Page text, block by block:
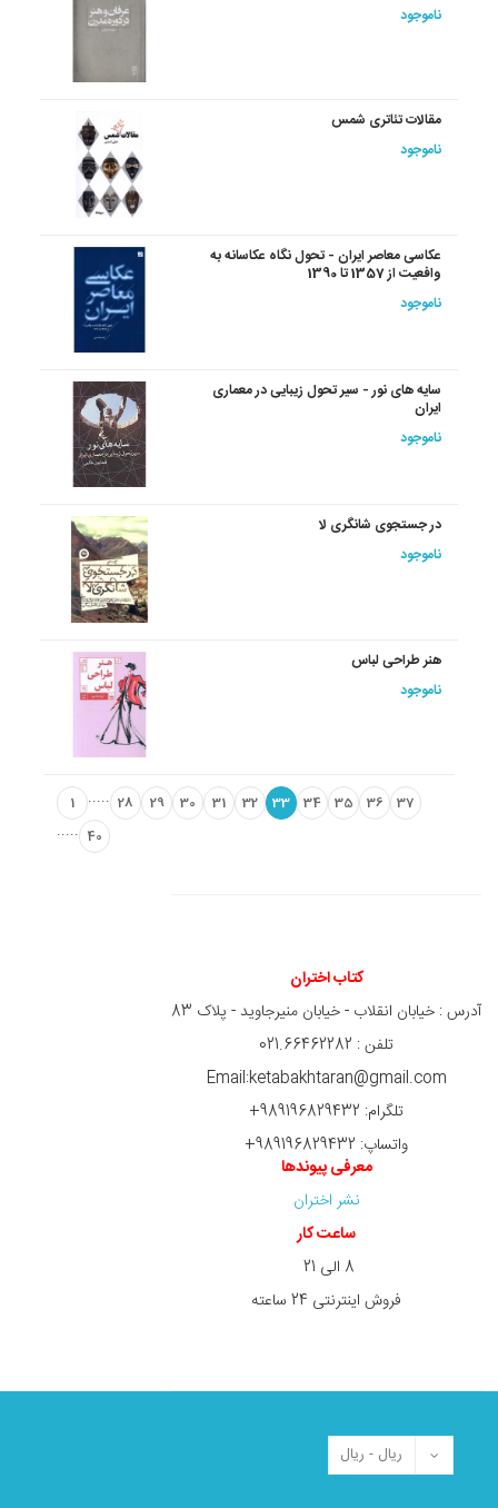
ناموجود
مقالات تئاتری شمس
ناموجود
عکاسی معاصر ایران - تحول نگاه عکاسانه به
وافعیت از 1357 تا 1390
ناموجود
سایه های نور - سیر تحول زیبایی در معماری
ایران
ناموجود
در جستجوی شانگری لا
ناموجود
هنر طراحی لباس
ناموجود
1 ..... 28 29 30 31 32 33 34 35 36 37
..... 40
کتاب اختران
آدرس : خیابان انقلاب - خیابان منیرجاوید - پلاک 83
تلفن : 021.66462282
Email:ketabakhtaran@gmail.com
تلگرام: 989196829432+
واتساپ: 989196829432+
معرفی پیوندها
نشر اختران
ساعت کار
8 الی 21
فروش اینترنتی 24 ساعته